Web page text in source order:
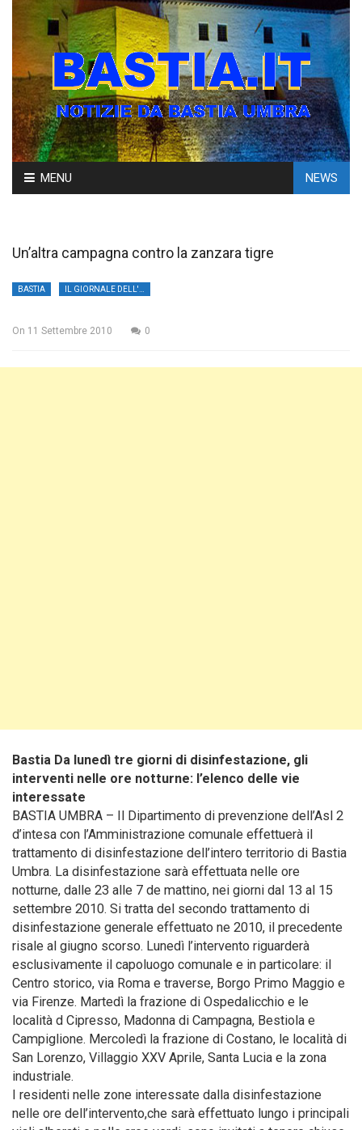
Skip
to
MENU NEWS
Un’altra campagna contro la zanzara tigre
BASTIA
On 11 Settembre 2010 0
Bastia Da lunedì tre giorni di disinfestazione, gli
interventi nelle ore notturne: l’elenco delle vie
interessate
BASTIA UMBRA – Il Dipartimento di prevenzione dell’Asl 2
d’intesa con l’Amministrazione comunale effettuerà il
trattamento di disinfestazione dell’intero territorio di Bastia
Umbra. La disinfestazione sarà effettuata nelle ore
notturne, dalle 23 alle 7 de mattino, nei giorni dal 13 al 15
settembre 2010. Si tratta del secondo trattamento di
disinfestazione generale effettuato ne 2010, il precedente
risale al giugno scorso. Lunedì l’intervento riguarderà
esclusivamente il capoluogo comunale e in particolare: il
Centro storico, via Roma e traverse, Borgo Primo Maggio e
via Firenze. Martedì la frazione di Ospedalicchio e le
località d Cipresso, Madonna di Campagna, Bestiola e
Campiglione. Mercoledì la frazione di Costano, le località di
San Lorenzo, Villaggio XXV Aprile, Santa Lucia e la zona
industriale.
I residenti nelle zone interessate dalla disinfestazione
nelle ore dell’intervento,che sarà effettuato lungo i principali